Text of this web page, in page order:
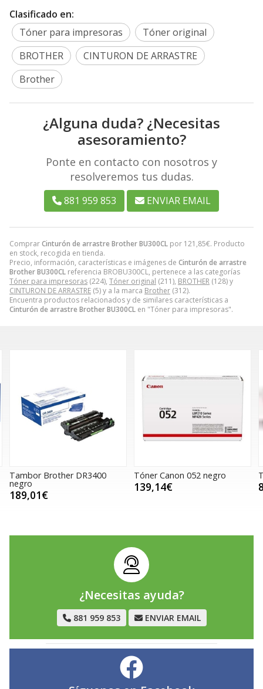
ComprarCinturón de arrastre Brother BU300CL por 121,85€. Producto
en stock, recogida en tienda.
Precio, información, características e imágenes de Cinturón de arrastre
Brother BU300CL referencia BROBU300CL, pertenece a las categorías
Tóner para impresoras (224), Tóner original (211), BROTHER (128) y
CINTURON DE ARRASTRE (5) y a la marca Brother (312).
Encuentra productos relacionados y de similares características a
Cinturón de arrastre Brother BU300CL en "Tóner para impresoras".
Clasificado en:
Tóner para impresoras
Tóner original
BROTHER
CINTURON DE ARRASTRE
Brother
¿Alguna duda? ¿Necesitas
asesoramiento?
Ponte en contacto con nosotros y
resolveremos tus dudas.
881 959 853 ENVIAR EMAIL
DR3400 Tóner Canon 052 negro Tóner Canon
¿Necesitas ayuda?
881 959 853 ENVIAR EMAIL